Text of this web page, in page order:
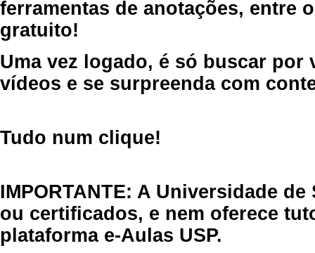
ferramentas de anotações, entre
gratuito!
Uma vez logado, é só buscar por
vídeos e se surpreenda com
Tudo num clique!
IMPORTANTE: A Universidade
ou certificados, e nem oferece
plataforma e-Aulas USP.